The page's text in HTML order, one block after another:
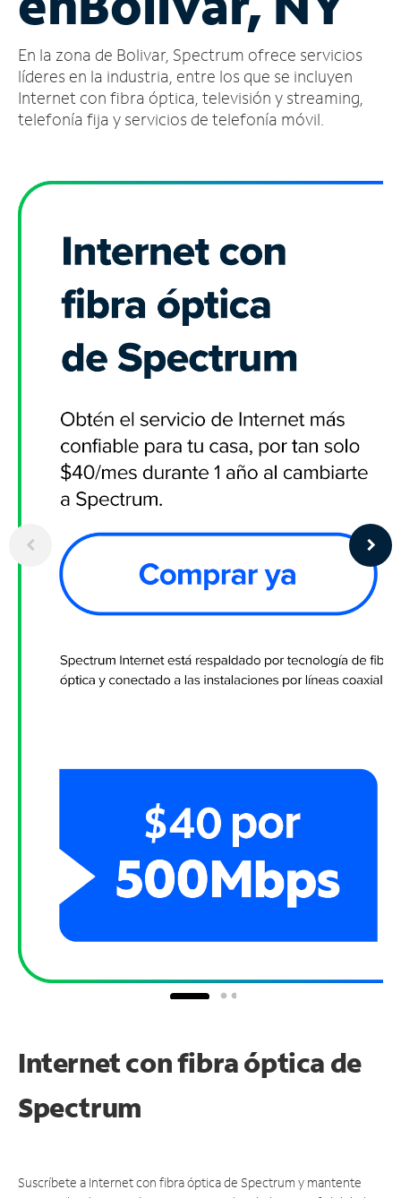
cuenta
Encuentra
una
tienda
En la zona de Bolivar, Spectrum ofrece servicios
líderes en la industria, entre los que se incluyen
Internet con fibra óptica, televisión y streaming,
telefonía fija y servicios de telefonía móvil.
Internet con fibra óptica de
Spectrum
Suscríbete a Internet con fibra óptica de Spectrum y mantente